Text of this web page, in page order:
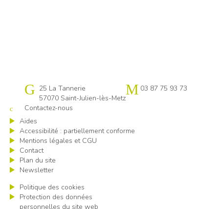
Cap emploi 57
25 La Tannerie
57070 Saint-Julien-lès-Metz
03 87 75 93 73
Contactez-nous
Aides
Accessibilité : partiellement conforme
Mentions légales et CGU
Contact
Plan du site
Newsletter
Politique des cookies
Protection des données
personnelles du site web